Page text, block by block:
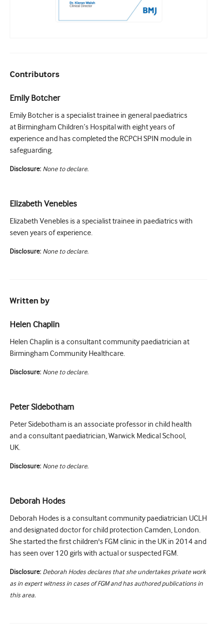
Contributors
Emily Botcher
Emily Botcher is a specialist trainee in general paediatrics
at Birmingham Children’s Hospital with eight years of
experience and has completed the RCPCH SPIN module in
safeguarding.
Disclosure: None to declare.
Elizabeth Venebles
Elizabeth Venebles is a specialist trainee in paediatrics with
seven years of experience.
Disclosure: None to declare.
Written by
Helen Chaplin
Helen Chaplin is a consultant community paediatrician at
Birmingham Community Healthcare.
Disclosure: None to declare.
Peter Sidebotham
Peter Sidebotham is an associate professor in child health
and a consultant paediatrician, Warwick Medical School,
UK.
Disclosure: None to declare.
Deborah Hodes
Deborah Hodes is a consultant community paediatrician UCLH
and designated doctor for child protection Camden, London.
She started the first children's FGM clinic in the UK in 2014 and
has seen over 120 girls with actual or suspected FGM.
Disclosure: Deborah Hodes declares that she undertakes private work
as in expert witness in cases of FGM and has authored publications in
this area.